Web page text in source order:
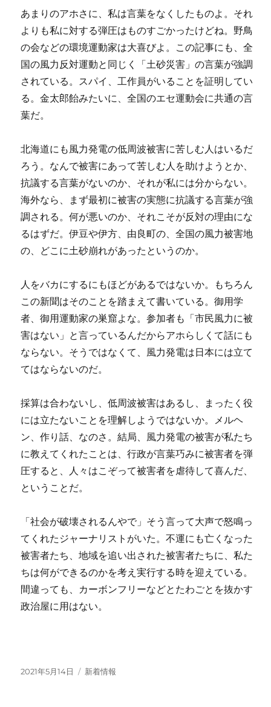
あまりのアホさに、私は言葉をなくしたものよ。それ
よりも私に対する弾圧はものすごかったけどね。野鳥
の会などの環境運動家は大喜びよ。この記事にも、全
国の風力反対運動と同じく「土砂災害」の言葉が強調
されている。スパイ、工作員がいることを証明してい
る。金太郎飴みたいに、全国のエセ運動会に共通の言
葉だ。
北海道にも風力発電の低周波被害に苦しむ人はいるだ
ろう。なんで被害にあって苦しむ人を助けようとか、
抗議する言葉がないのか、それが私には分からない。
海外なら、まず最初に被害の実態に抗議する言葉が強
調される。何が悪いのか、それこそが反対の理由にな
るはずだ。伊豆や伊方、由良町の、全国の風力被害地
の、どこに土砂崩れがあったというのか。
人をバカにするにもほどがあるではないか。もちろん
この新聞はそのことを踏まえて書いている。御用学
者、御用運動家の巣窟よな。参加者も「市民風力に被
害はない」と言っているんだからアホらしくて話にも
ならない。そうではなくて、風力発電は日本には立て
てはならないのだ。
採算は合わないし、低周波被害はあるし、まったく役
には立たないことを理解しようではないか。メルヘ
ン、作り話、なのさ。結局、風力発電の被害が私たち
に教えてくれたことは、行政が言葉巧みに被害者を弾
圧すると、人々はこぞって被害者を虐待して喜んだ、
ということだ。
「社会が破壊されるんやで」そう言って大声で怒鳴っ
てくれたジャーナリストがいた。不運にも亡くなった
被害者たち、地域を追い出された被害者たちに、私た
ちは何ができるのかを考え実行する時を迎えている。
間違っても、カーボンフリーなどとたわごとを抜かす
政治屋に用はない。
投
2021年5月14日
カ
新着情報